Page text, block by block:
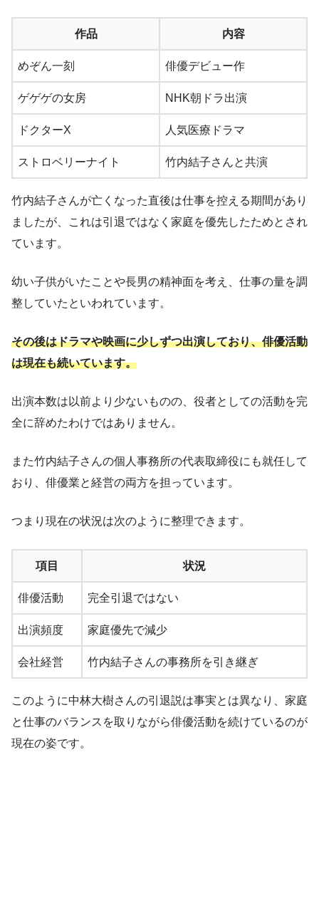
作品 内容
めぞん一刻 俳優デビュー作
ゲゲゲの女房 NHK朝ドラ出演
ドクターX 人気医療ドラマ
ストロベリーナイト 竹内結子さんと共演
竹内結子さんが亡くなった直後は仕事を控える期間があり
ましたが、これは引退ではなく家庭を優先したためとされ
ています。
幼い子供がいたことや長男の精神面を考え、仕事の量を調
整していたといわれています。
その後はドラマや映画に少しずつ出演しており、俳優活動
は現在も続いています。
出演本数は以前より少ないものの、役者としての活動を完
全に辞めたわけではありません。
また竹内結子さんの個人事務所の代表取締役にも就任して
おり、俳優業と経営の両方を担っています。
つまり現在の状況は次のように整理できます。
項目 状況
俳優活動 完全引退ではない
出演頻度 家庭優先で減少
会社経営 竹内結子さんの事務所を引き継ぎ
このように中林大樹さんの引退説は事実とは異なり、家庭
と仕事のバランスを取りながら俳優活動を続けているのが
現在の姿です。